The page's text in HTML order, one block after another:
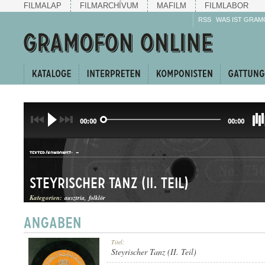
FILMALAP FILMARCHÍVUM MAFILM FILMLABOR
RSS WAS IST
00:00 00:00
TEXTER/KOMPONIST: -
LÄNDLER
Steyrischer Tanz (II. Teil)
Kategorien: ausztria folklór
Titel:
Steyrischer Tanz (II. Teil)